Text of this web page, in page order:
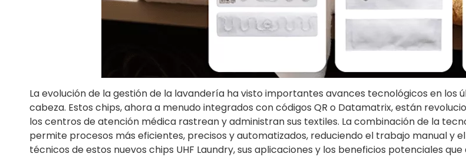
La evolución de la gestión de la lavandería ha visto importantes avances tecnológicos en los
cabeza. Estos chips, ahora a menudo integrados con códigos QR o Datamatrix, están
los centros de atención médica rastrean y administran sus textiles. La combinación de la
permite procesos más eficientes, precisos y automatizados, reduciendo el trabajo manual y
técnicos de estos nuevos chips UHF Laundry, sus aplicaciones y los beneficios potenciales